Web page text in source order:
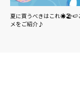
楽しむアイテム＆グル
ピ